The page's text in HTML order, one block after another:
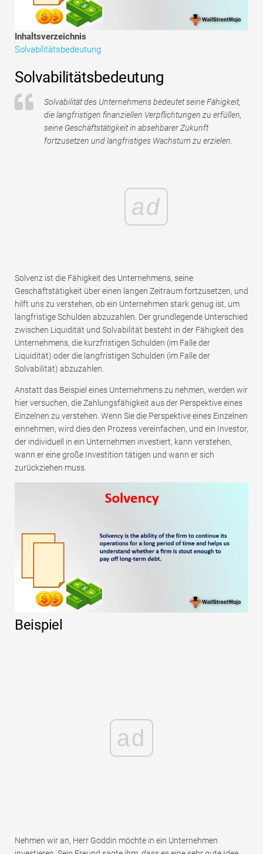
Tutorials zur Finanzmodellierung
Vollständige Form
Inhaltsverzeichnis
Solvabilitätsbedeutung
Solvabilitätsbedeutung
Solvabilität des Unternehmens bedeutet seine Fähigkeit,
die langfristigen finanziellen Verpflichtungen zu erfüllen,
seine Geschäftstätigkeit in absehbarer Zukunft
fortzusetzen und langfristiges Wachstum zu erzielen.
ad
Solvenz ist die Fähigkeit des Unternehmens, seine
Geschäftstätigkeit über einen langen Zeitraum fortzusetzen, und
hilft uns zu verstehen, ob ein Unternehmen stark genug ist, um
langfristige Schulden abzuzahlen. Der grundlegende Unterschied
zwischen Liquidität und Solvabilität besteht in der Fähigkeit des
Unternehmens, die kurzfristigen Schulden (im Falle der
Liquidität) oder die langfristigen Schulden (im Falle der
Solvabilität) abzuzahlen.
Anstatt das Beispiel eines Unternehmens zu nehmen, werden wir
hier versuchen, die Zahlungsfähigkeit aus der Perspektive eines
Einzelnen zu verstehen. Wenn Sie die Perspektive eines Einzelnen
einnehmen, wird dies den Prozess vereinfachen, und ein Investor,
der individuell in ein Unternehmen investiert, kann verstehen,
wann er eine große Investition tätigen und wann er sich
zurückziehen muss.
Beispiel
ad
Nehmen wir an, Herr Goddin möchte in ein Unternehmen